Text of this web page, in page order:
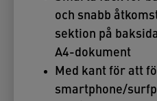
och snabb
sektion på
A4-dokument
Med kant för att
smartphone/